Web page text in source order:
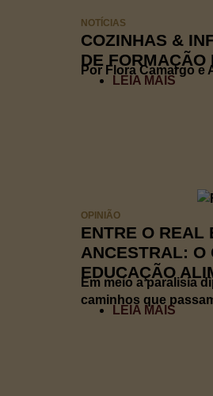
NOTÍCIAS
COZINHAS &
DE FORMAÇÃO
Por Flora Camargo e
LEIA MAIS
OPINIÃO
ENTRE O REAL
ANCESTRAL: O
EDUCAÇÃO
Em meio a paralisia
caminhos que
LEIA MAIS